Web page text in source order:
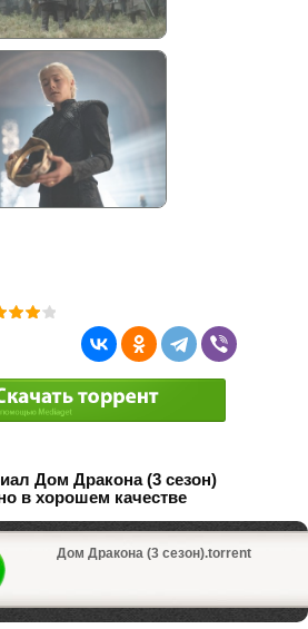
Дом Дракона (3 сезон)
в хорошем качестве
Дом Дракона (3 сезон).torrent